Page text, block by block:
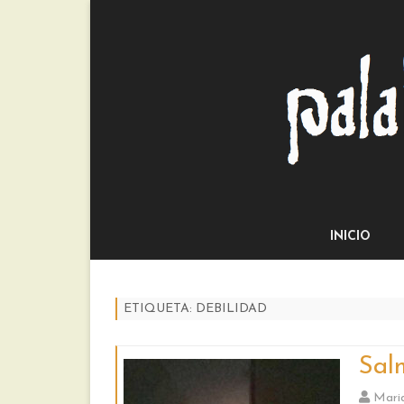
INICIO
ETIQUETA: DEBILIDAD